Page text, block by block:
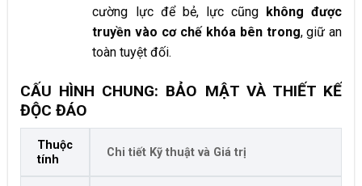
cường lực để bẻ, lực cũng không được
truyền vào cơ chế khóa bên trong, giữ an
toàn tuyệt đối.
CẤU HÌNH CHUNG: BẢO MẬT VÀ THIẾT KẾ
ĐỘC ĐÁO
Thuộc
tính
Chi tiết Kỹ thuật và Giá trị